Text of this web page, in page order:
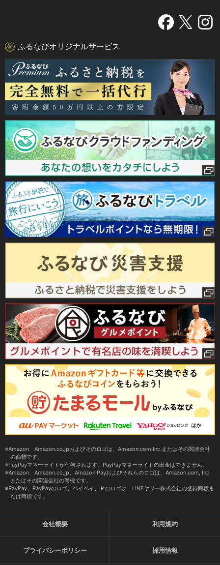
ふるなびオリジナルサービス
Amazon、Amazon.co.jpおよびそのロゴは、Amazon.com,Inc.またはその関連会社
の商標です。
PayPayマネーライトが付与されます。PayPayマネーライトの出金はできません。
Amazon、Amazon.co.jp、Amazon Payおよびそれらのロゴは、Amazon.com, Inc.
またはその関連会社の商標です。
PayPay、PayPayのロゴ、ペイペイ、Ｐのロゴは、LINEヤフー株式会社の登録商標ま
たは商標です。
会社概要 利用規約
プライバシーポリシー 採用情報